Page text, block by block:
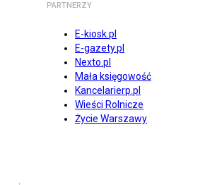
PARTNERZY
E-kiosk.pl
E-gazety.pl
Nexto.pl
Mała księgowość
Kancelarierp.pl
Wieści Rolnicze
Życie Warszawy